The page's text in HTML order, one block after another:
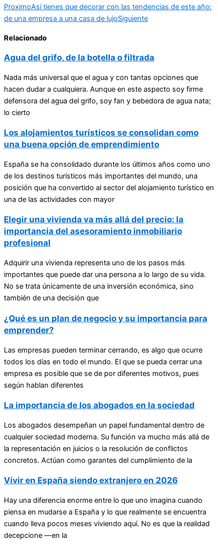
ProximoAsí tienes que decorar con las tendencias de este año:
de una empresa a una casa de lujoSiguiente
Relacionado
Agua del grifo, de la botella o filtrada
Nada más universal que el agua y con tantas opciones que
hacen dudar a cualquiera. Aunque en este aspecto soy firme
defensora del agua del grifo, soy fan y bebedora de agua nata;
lo cierto
Los alojamientos turísticos se consolidan como
una buena opción de emprendimiento
España se ha consolidado durante los últimos años como uno
de los destinos turísticos más importantes del mundo, una
posición que ha convertido al sector del alojamiento turístico en
una de las actividades con mayor
Elegir una vivienda va más allá del precio: la
importancia del asesoramiento inmobiliario
profesional
Adquirir una vivienda representa uno de los pasos más
importantes que puede dar una persona a lo largo de su vida.
No se trata únicamente de una inversión económica, sino
también de una decisión que
¿Qué es un plan de negocio y su importancia para
emprender?
Las empresas pueden terminar cerrando, es algo que ocurre
todos los días en todo el mundo. El que se pueda cerrar una
empresa es posible que se de por diferentes motivos, pues
según hablan diferentes
La importancia de los abogados en la sociedad
Los abogados desempeñan un papel fundamental dentro de
cualquier sociedad moderna. Su función va mucho más allá de
la representación en juicios o la resolución de conflictos
concretos. Actúan como garantes del cumplimiento de la
Vivir en España siendo extranjero en 2026
Hay una diferencia enorme entre lo que uno imagina cuando
piensa en mudarse a España y lo que realmente se encuentra
cuando lleva pocos meses viviendo aquí. No es que la realidad
decepcione —en la